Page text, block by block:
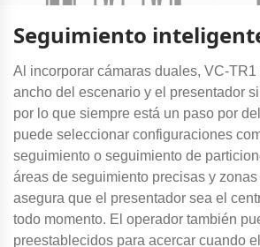
Seguimiento
Al incorporar cámaras duales, VC-TR1
ancho del escenario y el presentador
por lo que siempre está un paso por
puede seleccionar configuraciones
seguimiento o seguimiento de
áreas de seguimiento precisas y
asegura que el presentador sea el
todo momento. El operador también
preestablecidos para acercar cuando